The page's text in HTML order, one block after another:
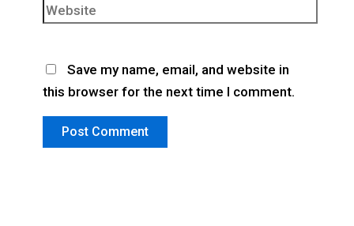
Save my name, email, and website in
this browser for the next time I comment.